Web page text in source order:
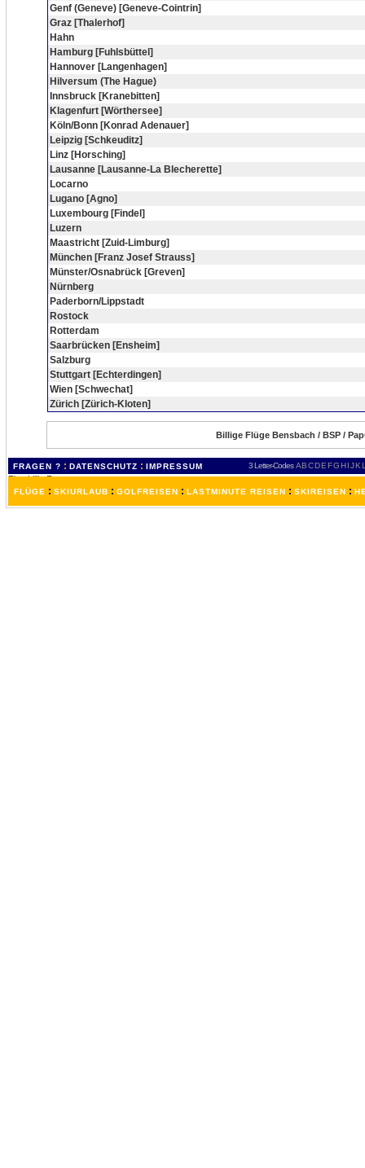
Genf (Geneve) [Geneve-Cointrin]
Graz [Thalerhof]
Hahn
Hamburg [Fuhlsbüttel]
Hannover [Langenhagen]
Hilversum (The Hague)
Innsbruck [Kranebitten]
Klagenfurt [Wörthersee]
Köln/Bonn [Konrad Adenauer]
Leipzig [Schkeuditz]
Linz [Horsching]
Lausanne [Lausanne-La Blecherette]
Locarno
Lugano [Agno]
Luxembourg [Findel]
Luzern
Maastricht [Zuid-Limburg]
München [Franz Josef Strauss]
Münster/Osnabrück [Greven]
Nürnberg
Paderborn/Lippstadt
Rostock
Rotterdam
Saarbrücken [Ensheim]
Salzburg
Stuttgart [Echterdingen]
Wien [Schwechat]
Zürich [Zürich-Kloten]
Billige Flüge Bensbach / BSP /
FRAGEN ? : DATENSCHUTZ : IMPRESSUM 3 Letter-Codes ABCDEFGH IJKL
FLÜGE : SKIURLAUB : GOLFREISEN : LASTMINUTE REISEN : SKIREISEN :